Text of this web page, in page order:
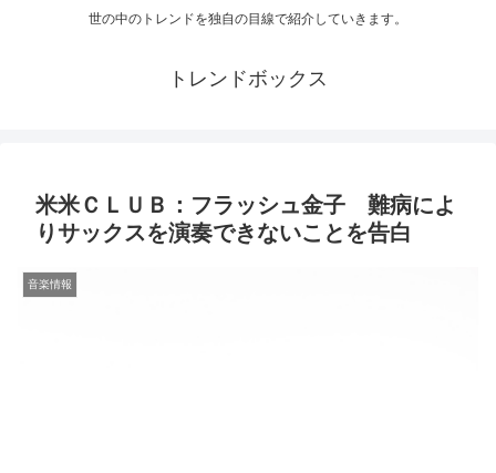
世の中のトレンドを独自の目線で紹介していきます。
トレンドボックス
米米ＣＬＵＢ：フラッシュ金子 難病によ
りサックスを演奏できないことを告白
音楽情報